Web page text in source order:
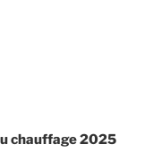
chauffage 2025